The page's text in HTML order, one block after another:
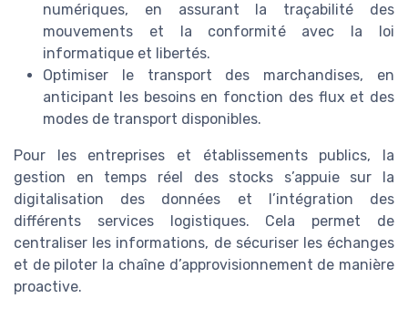
numériques, en assurant la traçabilité des
mouvements et la conformité avec la loi
informatique et libertés.
Optimiser le transport des marchandises, en
anticipant les besoins en fonction des flux et des
modes de transport disponibles.
Pour les entreprises et établissements publics, la
gestion en temps réel des stocks s’appuie sur la
digitalisation des données et l’intégration des
différents services logistiques. Cela permet de
centraliser les informations, de sécuriser les échanges
et de piloter la chaîne d’approvisionnement de manière
proactive.